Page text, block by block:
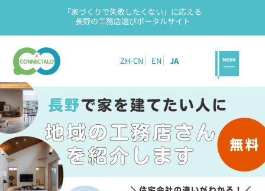
「家づくりで失敗したくない」に応える
長野の工務店選びポータルサイト
ZH-CN EN JA